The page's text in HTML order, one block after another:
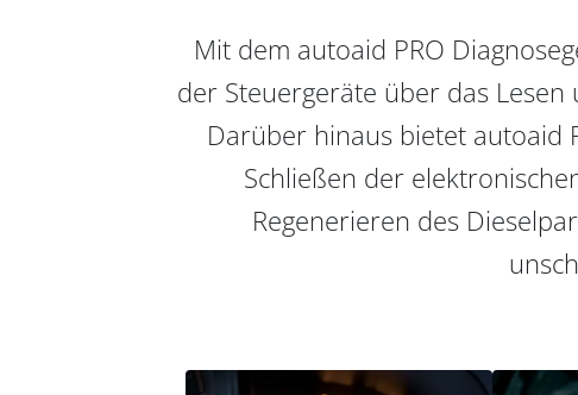
Mit dem autoaid PRO
der Steuergeräte über das
Darüber hinaus bietet autoaid
Schließen der
Regenerieren des